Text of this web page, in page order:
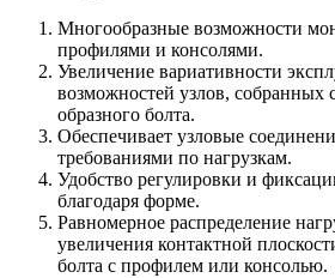
Многообразные возможности
профилями и консолями.
Увеличение вариативности
возможностей узлов,
образного болта.
Обеспечивает узловые
требованиями по нагрузкам.
Удобство регулировки и
благодаря форме.
Равномерное распределение
увеличения контактной
болта с профилем или консолью.